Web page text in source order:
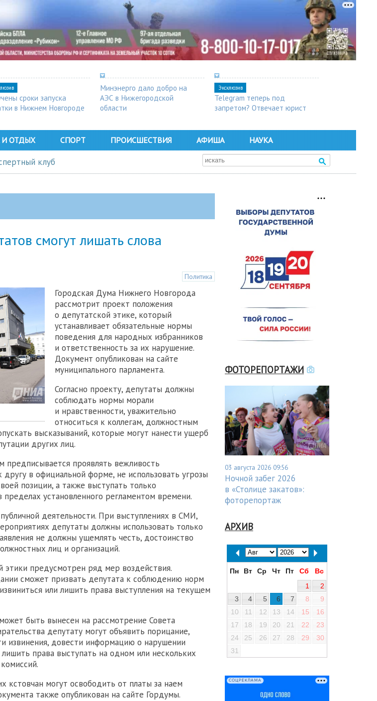
сроки запуска
в Нижнем Новгороде
Минэнерго дало добро на
АЭС в Нижегородской
области
Эксклюзив
Telegram теперь под
запретом? Отвечает юрист
И ОТДЫХ СПОРТ ПРОИСШЕСТВИЯ АФИША НАУКА
клуб
смогут лишать слова
Политика
Городская Дума Нижнего Новгорода
рассмотрит проект положения
о депутатской этике, который
устанавливает обязательные нормы
поведения для народных избранников
и ответственность за их нарушение.
Документ опубликован на сайте
муниципального парламента.
Согласно проекту, депутаты должны
соблюдать нормы морали
и нравственности, уважительно
относиться к коллегам, должностным
высказываний, которые могут нанести ущерб
других лиц.
предписывается проявлять вежливость
в официальной форме, не использовать угрозы
позиции, а также выступать только
установленного регламентом времени.
деятельности. При выступлениях в СМИ,
депутаты должны использовать только
не должны ущемлять честь, достоинство
лиц и организаций.
этики предусмотрен ряд мер воздействия.
сможет призвать депутата к соблюдению норм
или лишить права выступления на текущем
быть вынесен на рассмотрение Совета
депутату могут объявить порицание,
извинения, довести информацию о нарушении
права выступать на одном или нескольких
кстовчан могут освободить от платы за наем
также опубликован на сайте Гордумы.
ФОТОРЕПОРТАЖИ
03 августа 2026 09:56
Ночной забег 2026
в «Столице закатов»:
фоторепортаж
АРХИВ
Пн Вт Ср Чт Пт Сб
Вс
1
2
3
4 5 6 7 8
9
10
11 12 13 14 15
16
17
18 19 20 21 22
23
24
25 26 27 28 29
30
31
СОЦРЕКЛАМА